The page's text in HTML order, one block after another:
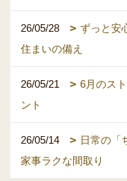
26/05/28
ずっと安
住まいの備え
26/05/21
6月のス
ント
26/05/14
日常の「
家事ラクな間取り